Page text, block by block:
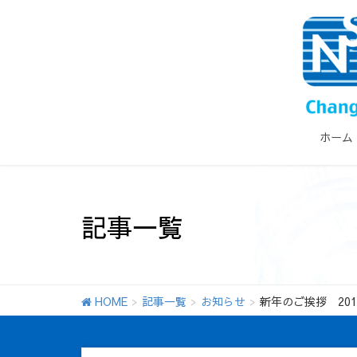
ホーム
記事一覧
HOME 記事一覧 お知らせ 新年のご挨拶